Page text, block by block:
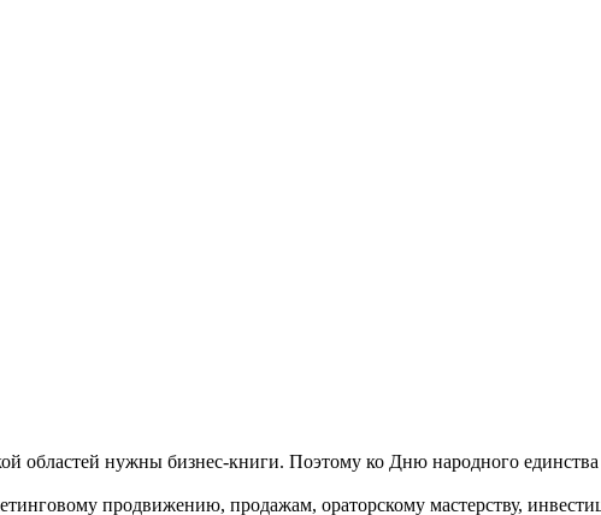
областей нужны бизнес-книги. Поэтому ко Дню народного
продвижению, продажам, ораторскому мастерству,